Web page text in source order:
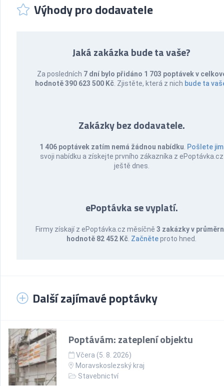
Výhody pro dodavatele
Jaká zakázka bude ta vaše?
Za posledních 7 dní bylo přidáno 1 703 poptávek v
hodnotě 390 623 500 Kč . Zjistěte, která z nich bude ta
Zakázky bez dodavatele.
1 406 poptávek zatím nemá žádnou nabídku Pošlete jim
svoji nabídku a získejte prvního zákazníka z ePoptávka.cz
ještě dnes.
ePoptávka se vyplatí.
Firmy získají z ePoptávka.cz měsíčně 3 zakázky v
hodnotě 82 452 Kč Začněteproto hned.
Další zajímavé poptávky
Poptávám: zateplení objektu
Včera (5. 8. 2026)
Moravskoslezský kraj
Stavebnictví